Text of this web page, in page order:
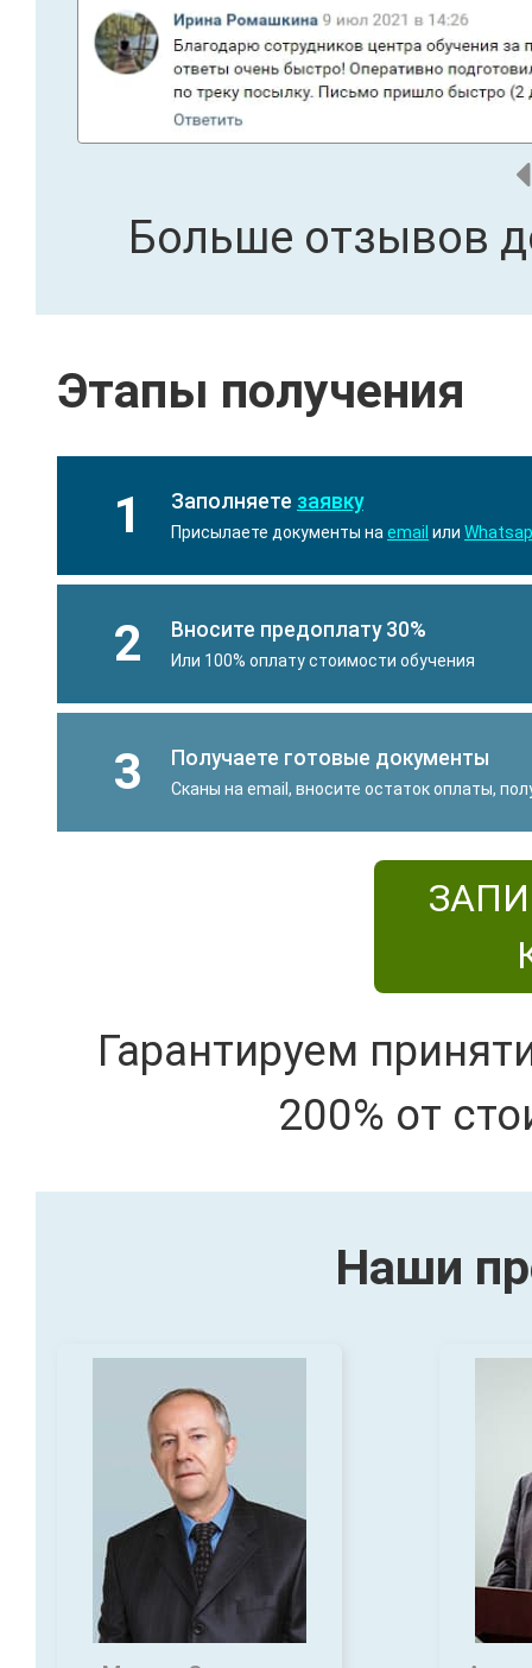
Больше отзывов
Этапы получения
1 Заполняете заявку
Присылаете документы на email или
2 Вносите предоплату 30%
Или 100% оплату стоимости обучения
3 Получаете готовые документы
Сканы на email, вносите остаток оплаты,
Гарантируем
200% от
Наши